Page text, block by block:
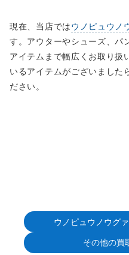
現在、当店ではウノピュウノ
す。アウターやシューズ、パ
アイテムまで幅広くお取り扱
いるアイテムがございました
ださい。
ウノピュウノウグ
その他の買